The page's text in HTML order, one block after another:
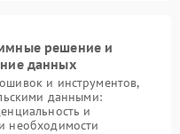
решение и
данных
и инструментов,
данными:
и
необходимости